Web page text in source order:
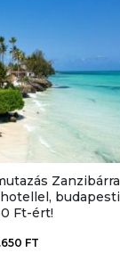
Zanzibárra
budapesti
Ft-ért!
FT